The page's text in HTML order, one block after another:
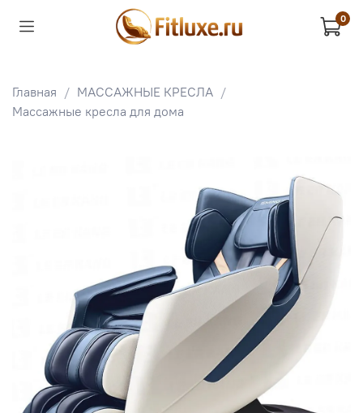
0
Главная
МАССАЖНЫЕ КРЕСЛА
Массажные кресла для дома